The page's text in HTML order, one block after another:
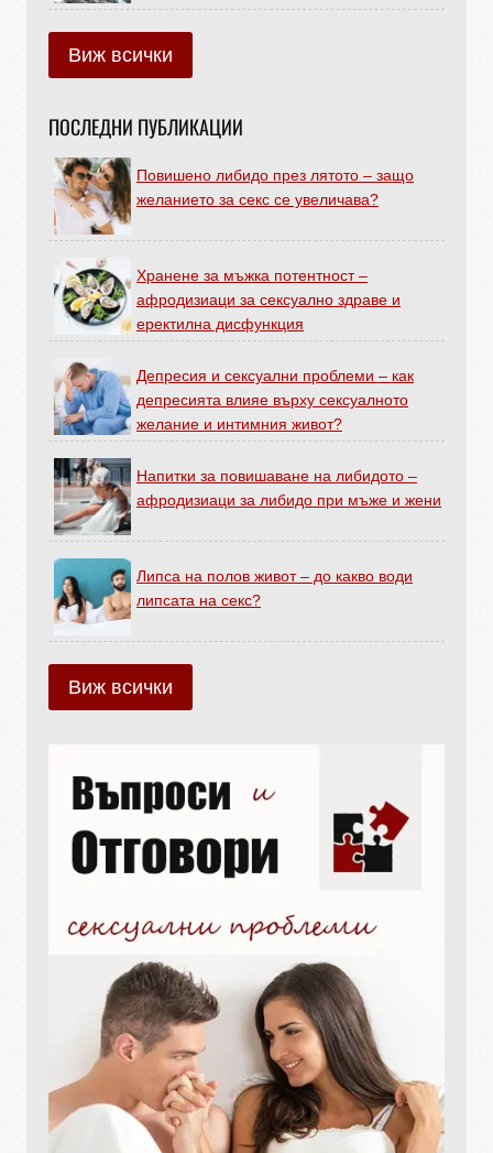
Виж всички
ПОСЛЕДНИ ПУБЛИКАЦИИ
Повишено либидо през лятото – защо
желанието за секс се увеличава?
Хранене за мъжка потентност –
афродизиаци за сексуално здраве и
еректилна дисфункция
Депресия и сексуални проблеми – как
депресията влияе върху сексуалното
желание и интимния живот?
Напитки за повишаване на либидото –
афродизиаци за либидо при мъже и жени
Липса на полов живот – до какво води
липсата на секс?
Виж всички